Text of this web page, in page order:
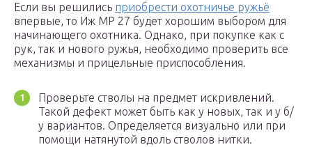
Если вы решились приобрести охотничье ружьё
впервые, то Иж MP 27 будет хорошим выбором для
начинающего охотника. Однако, при покупке как с
рук, так и нового ружья, необходимо проверить все
механизмы и прицельные приспособления.
Проверьте стволы на предмет искривлений.
Такой дефект может быть как у новых, так и у б/
у вариантов. Определяется визуально или при
помощи натянутой вдоль стволов нитки.